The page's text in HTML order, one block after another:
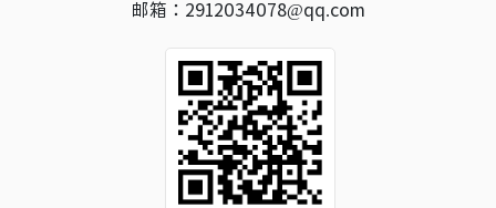
邮箱：2912034078@qq.com